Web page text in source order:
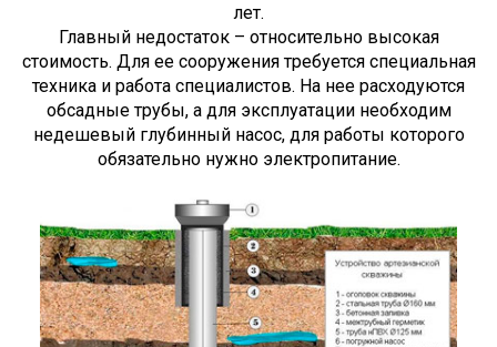
лет.
Главный недостаток – относительно высокая
стоимость. Для ее сооружения требуется специальная
техника и работа специалистов. На нее расходуются
обсадные трубы, а для эксплуатации необходим
недешевый глубинный насос, для работы которого
обязательно нужно электропитание.